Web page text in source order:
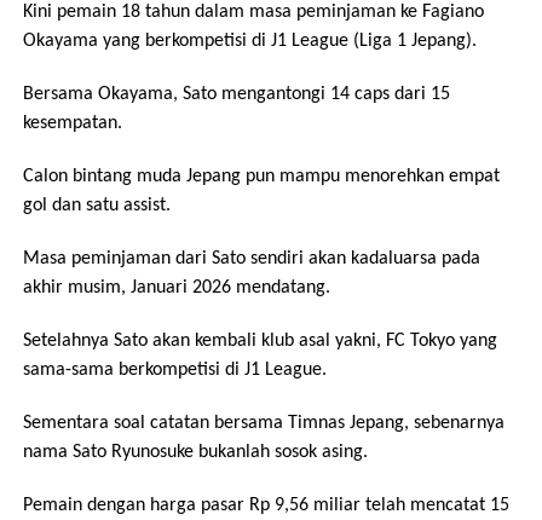
Kini pemain 18 tahun dalam masa peminjaman ke Fagiano
Okayama yang berkompetisi di J1 League (Liga 1 Jepang).
Bersama Okayama, Sato mengantongi 14 caps dari 15
kesempatan.
Calon bintang muda Jepang pun mampu menorehkan empat
gol dan satu assist.
Masa peminjaman dari Sato sendiri akan kadaluarsa pada
akhir musim, Januari 2026 mendatang.
Setelahnya Sato akan kembali klub asal yakni, FC Tokyo yang
sama-sama berkompetisi di J1 League.
Sementara soal catatan bersama Timnas Jepang, sebenarnya
nama Sato Ryunosuke bukanlah sosok asing.
Pemain dengan harga pasar Rp 9,56 miliar telah mencatat 15